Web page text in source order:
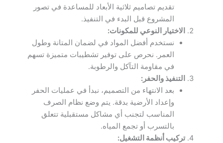
تقديم تصاميم ثلاثية الأبعاد للمساعدة في تصور
المشروع قبل البدء في التنفيذ.
الاختيار النوعي للمكونات:
نستخدم أفضل المواد في لضمان المتانة وطول
العمر. نحرص على توفير تشطيبات متميزة تسهم
في مقاومة التآكل والرطوبة.
التنفيذ والحفر:
بعد الانتهاء من التصميم، نبدأ في عمليات الحفر
وإعداد الأرضية بدقة. يتم وضع نظام الصرف
المناسب لتجنب أي مشاكل مستقبلية تتعلق
بالتسرب أو تجمع المياه.
تركيب أنظمة التشغيل: